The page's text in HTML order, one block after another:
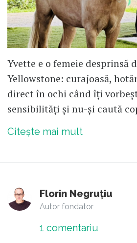
Yvette e o femeie desprinsă
Yellowstone: curajoasă,
direct în ochi când îți
sensibilități și nu-și caută
Citește mai mult
Florin Negruțiu
Autor fondator
1 comentariu